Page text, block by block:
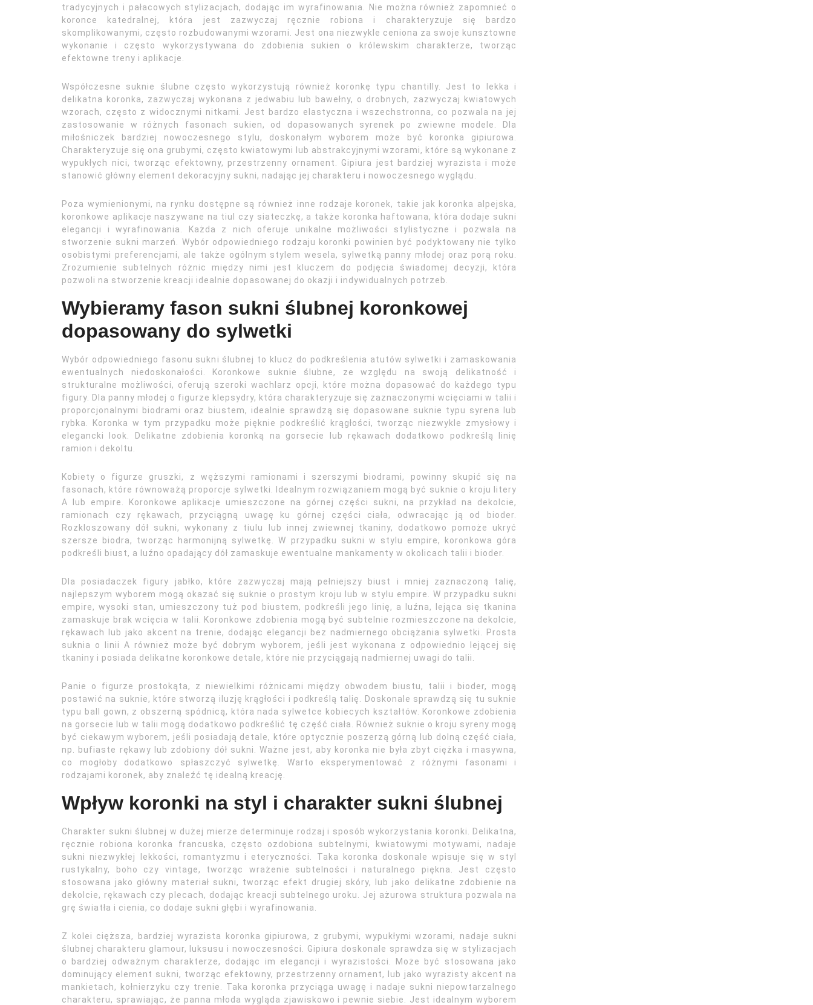
tradycyjnych i pałacowych stylizacjach, dodając im wyrafinowania. Nie można również zapomnieć o
koronce katedralnej, która jest zazwyczaj ręcznie robiona i charakteryzuje się bardzo
skomplikowanymi, często rozbudowanymi wzorami. Jest ona niezwykle ceniona za swoje kunsztowne
wykonanie i często wykorzystywana do zdobienia sukien o królewskim charakterze, tworząc
efektowne treny i aplikacje.
Współczesne suknie ślubne często wykorzystują również koronkę typu chantilly. Jest to lekka i
delikatna koronka, zazwyczaj wykonana z jedwabiu lub bawełny, o drobnych, zazwyczaj kwiatowych
wzorach, często z widocznymi nitkami. Jest bardzo elastyczna i wszechstronna, co pozwala na jej
zastosowanie w różnych fasonach sukien, od dopasowanych syrenek po zwiewne modele. Dla
miłośniczek bardziej nowoczesnego stylu, doskonałym wyborem może być koronka gipiurowa.
Charakteryzuje się ona grubymi, często kwiatowymi lub abstrakcyjnymi wzorami, które są wykonane z
wypukłych nici, tworząc efektowny, przestrzenny ornament. Gipiura jest bardziej wyrazista i może
stanowić główny element dekoracyjny sukni, nadając jej charakteru i nowoczesnego wyglądu.
Poza wymienionymi, na rynku dostępne są również inne rodzaje koronek, takie jak koronka alpejska,
koronkowe aplikacje naszywane na tiul czy siateczkę, a także koronka haftowana, która dodaje sukni
elegancji i wyrafinowania. Każda z nich oferuje unikalne możliwości stylistyczne i pozwala na
stworzenie sukni marzeń. Wybór odpowiedniego rodzaju koronki powinien być podyktowany nie tylko
osobistymi preferencjami, ale także ogólnym stylem wesela, sylwetką panny młodej oraz porą roku.
Zrozumienie subtelnych różnic między nimi jest kluczem do podjęcia świadomej decyzji, która
pozwoli na stworzenie kreacji idealnie dopasowanej do okazji i indywidualnych potrzeb.
Wybieramy fason sukni ślubnej koronkowej
dopasowany do sylwetki
Wybór odpowiedniego fasonu sukni ślubnej to klucz do podkreślenia atutów sylwetki i zamaskowania
ewentualnych niedoskonałości. Koronkowe suknie ślubne, ze względu na swoją delikatność i
strukturalne możliwości, oferują szeroki wachlarz opcji, które można dopasować do każdego typu
figury. Dla panny młodej o figurze klepsydry, która charakteryzuje się zaznaczonymi wcięciami w talii i
proporcjonalnymi biodrami oraz biustem, idealnie sprawdzą się dopasowane suknie typu syrena lub
rybka. Koronka w tym przypadku może pięknie podkreślić krągłości, tworząc niezwykle zmysłowy i
elegancki look. Delikatne zdobienia koronką na gorsecie lub rękawach dodatkowo podkreślą linię
ramion i dekoltu.
Kobiety o figurze gruszki, z węższymi ramionami i szerszymi biodrami, powinny skupić się na
fasonach, które równoważą proporcje sylwetki. Idealnym rozwiązaniem mogą być suknie o kroju litery
A lub empire. Koronkowe aplikacje umieszczone na górnej części sukni, na przykład na dekolcie,
ramionach czy rękawach, przyciągną uwagę ku górnej części ciała, odwracając ją od bioder.
Rozkloszowany dół sukni, wykonany z tiulu lub innej zwiewnej tkaniny, dodatkowo pomoże ukryć
szersze biodra, tworząc harmonijną sylwetkę. W przypadku sukni w stylu empire, koronkowa góra
podkreśli biust, a luźno opadający dół zamaskuje ewentualne mankamenty w okolicach talii i bioder.
Dla posiadaczek figury jabłko, które zazwyczaj mają pełniejszy biust i mniej zaznaczoną talię,
najlepszym wyborem mogą okazać się suknie o prostym kroju lub w stylu empire. W przypadku sukni
empire, wysoki stan, umieszczony tuż pod biustem, podkreśli jego linię, a luźna, lejąca się tkanina
zamaskuje brak wcięcia w talii. Koronkowe zdobienia mogą być subtelnie rozmieszczone na dekolcie,
rękawach lub jako akcent na trenie, dodając elegancji bez nadmiernego obciążania sylwetki. Prosta
suknia o linii A również może być dobrym wyborem, jeśli jest wykonana z odpowiednio lejącej się
tkaniny i posiada delikatne koronkowe detale, które nie przyciągają nadmiernej uwagi do talii.
Panie o figurze prostokąta, z niewielkimi różnicami między obwodem biustu, talii i bioder, mogą
postawić na suknie, które stworzą iluzję krągłości i podkreślą talię. Doskonale sprawdzą się tu suknie
typu ball gown, z obszerną spódnicą, która nada sylwetce kobiecych kształtów. Koronkowe zdobienia
na gorsecie lub w talii mogą dodatkowo podkreślić tę część ciała. Również suknie o kroju syreny mogą
być ciekawym wyborem, jeśli posiadają detale, które optycznie poszerzą górną lub dolną część ciała,
np. bufiaste rękawy lub zdobiony dół sukni. Ważne jest, aby koronka nie była zbyt ciężka i masywna,
co mogłoby dodatkowo spłaszczyć sylwetkę. Warto eksperymentować z różnymi fasonami i
rodzajami koronek, aby znaleźć tę idealną kreację.
Wpływ koronki na styl i charakter sukni ślubnej
Charakter sukni ślubnej w dużej mierze determinuje rodzaj i sposób wykorzystania koronki. Delikatna,
ręcznie robiona koronka francuska, często ozdobiona subtelnymi, kwiatowymi motywami, nadaje
sukni niezwykłej lekkości, romantyzmu i eteryczności. Taka koronka doskonale wpisuje się w styl
rustykalny, boho czy vintage, tworząc wrażenie subtelności i naturalnego piękna. Jest często
stosowana jako główny materiał sukni, tworząc efekt drugiej skóry, lub jako delikatne zdobienie na
dekolcie, rękawach czy plecach, dodając kreacji subtelnego uroku. Jej ażurowa struktura pozwala na
grę światła i cienia, co dodaje sukni głębi i wyrafinowania.
Z kolei cięższa, bardziej wyrazista koronka gipiurowa, z grubymi, wypukłymi wzorami, nadaje sukni
ślubnej charakteru glamour, luksusu i nowoczesności. Gipiura doskonale sprawdza się w stylizacjach
o bardziej odważnym charakterze, dodając im elegancji i wyrazistości. Może być stosowana jako
dominujący element sukni, tworząc efektowny, przestrzenny ornament, lub jako wyrazisty akcent na
mankietach, kołnierzyku czy trenie. Taka koronka przyciąga uwagę i nadaje sukni niepowtarzalnego
charakteru, sprawiając, że panna młoda wygląda zjawiskowo i pewnie siebie. Jest idealnym wyborem